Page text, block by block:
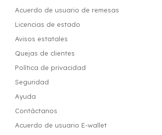
Acuerdo de usuario de remesas
Licencias de estado
Avisos estatales
Quejas de clientes
Política de privacidad
Seguridad
Ayuda
Contáctanos
Acuerdo de usuario E-wallet